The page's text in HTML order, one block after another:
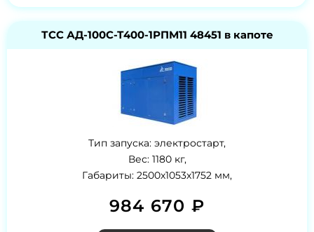
ТСС АД-100С-Т400-1РПМ11 48451 в капоте
Тип запуска: электростарт,
Вес: 1180 кг,
Габариты: 2500x1053x1752 мм,
984 670 ₽